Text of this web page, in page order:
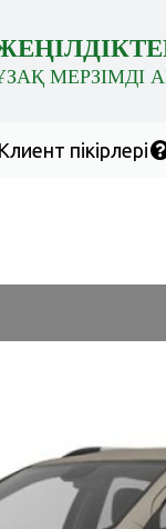
МЕРЗІМДІ
Клиент пікірлері